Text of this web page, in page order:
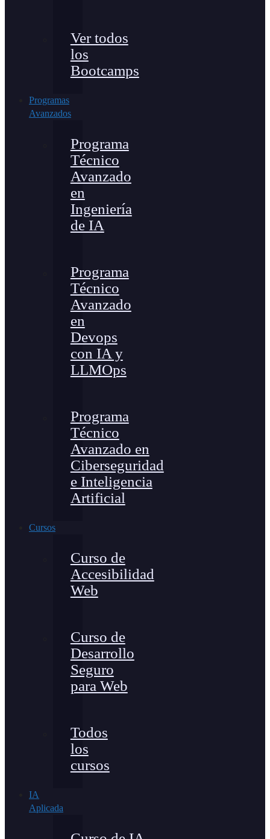
Ver todos
los
Bootcamps
Programas
Avanzados
Programa
Técnico
Avanzado
en
Ingeniería
de IA
Programa
Técnico
Avanzado
en
Devops
con IA y
LLMOps
Programa
Técnico
Avanzado en
Ciberseguridad
e Inteligencia
Artificial
Cursos
Curso de
Accesibilidad
Web
Curso de
Desarrollo
Seguro
para Web
Todos
los
cursos
IA
Aplicada